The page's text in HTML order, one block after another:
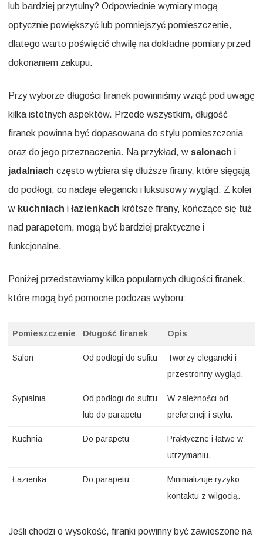
lub bardziej przytulny? Odpowiednie wymiary mogą
optycznie powiększyć lub pomniejszyć pomieszczenie,
dlatego warto poświęcić chwilę na dokładne pomiary przed
dokonaniem zakupu.
Przy wyborze długości firanek powinniśmy wziąć pod uwagę
kilka istotnych aspektów. Przede wszystkim, długość
firanek powinna być dopasowana do stylu pomieszczenia
oraz do jego przeznaczenia. Na przykład, w salonach i
jadalniach często wybiera się dłuższe firany, które sięgają
do podłogi, co nadaje elegancki i luksusowy wygląd. Z kolei
w kuchniach i łazienkach krótsze firany, kończące się tuż
nad parapetem, mogą być bardziej praktyczne i
funkcjonalne.
Poniżej przedstawiamy kilka popularnych długości firanek,
które mogą być pomocne podczas wyboru:
Pomieszczenie Długość firanek Opis
Salon Od podłogi do sufitu
Tworzy elegancki i
przestronny wygląd.
Sypialnia
Od podłogi do sufitu
lub do parapetu
W zależności od
preferencji i stylu.
Kuchnia Do parapetu
Praktyczne i łatwe w
utrzymaniu.
Łazienka Do parapetu
Minimalizuje ryzyko
kontaktu z wilgocią.
Jeśli chodzi o wysokość, firanki powinny być zawieszone na